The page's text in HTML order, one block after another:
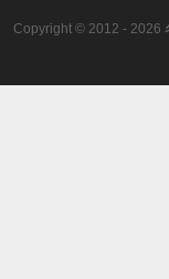
Copyright © 2012 - 2026